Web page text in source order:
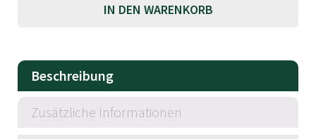
IN DEN WARENKORB
n
Beschreibung
Zusätzliche Informationen